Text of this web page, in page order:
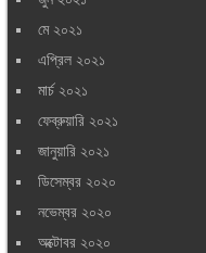
মে ২০২১
এপ্রিল ২০২১
মার্চ ২০২১
ফেব্রুয়ারি ২০২১
জানুয়ারি ২০২১
ডিসেম্বর ২০২০
নভেম্বর ২০২০
অক্টোবর ২০২০